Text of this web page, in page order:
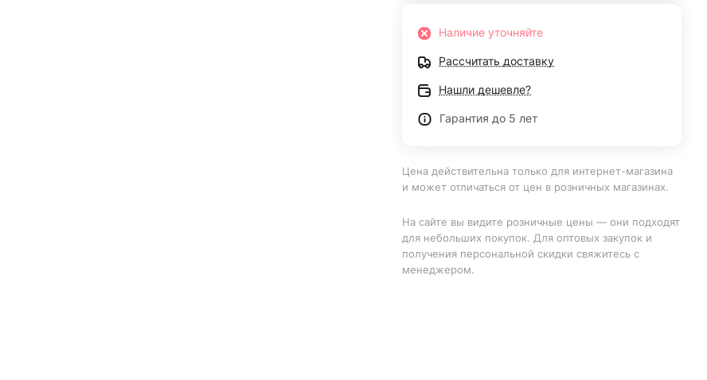
Наличие уточняйте
Рассчитать доставку
Нашли дешевле?
Гарантия до 5 лет
Цена действительна только для интернет-магазина
и может отличаться от цен в розничных магазинах.
На сайте вы видите розничные цены — они подходят
для небольших покупок. Для оптовых закупок и
получения персональной скидки свяжитесь с
менеджером.